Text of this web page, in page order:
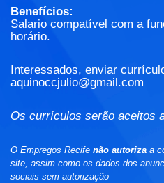
Benefícios:
Salario compatível com a
horário.
Interessados, enviar
aquinoccjulio@gmail.com
Os currículos serão aceitos
O Empregos Recife não autoriza a
site, assim como os dados dos
sociais sem autorização